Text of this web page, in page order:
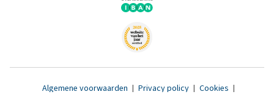
Algemene voorwaarden | Privacy policy | Cookies |